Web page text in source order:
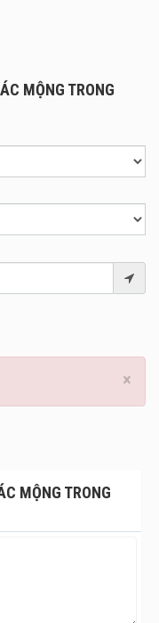
dị như Kim Tự
MỘNG TRONG
×
MỘNG TRONG